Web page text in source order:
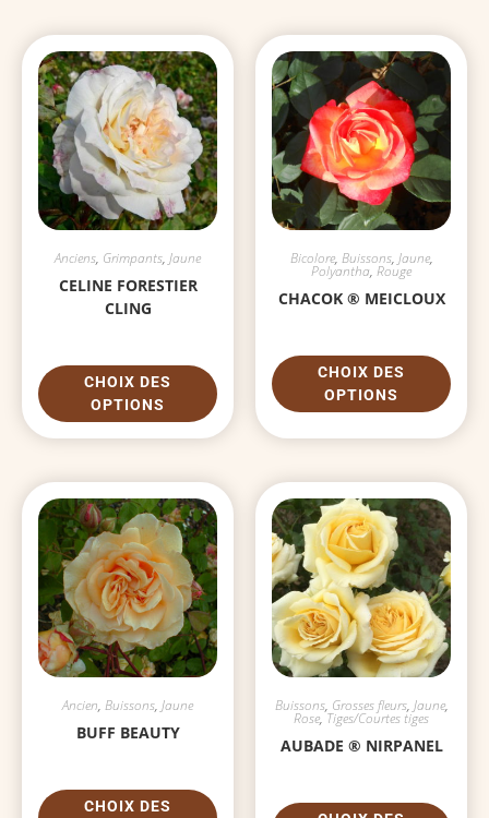
Anciens, Grimpants, Jaune
CELINE FORESTIER
CLING
CHOIX DES
OPTIONS
Bicolore, Buissons, Jaune,
Polyantha, Rouge
CHACOK ® MEICLOUX
CHOIX DES
OPTIONS
Ancien, Buissons, Jaune
BUFF BEAUTY
CHOIX DES
Buissons, Grosses fleurs, Jaune,
Rose,Tiges/Courtes tiges
AUBADE ® NIRPANEL